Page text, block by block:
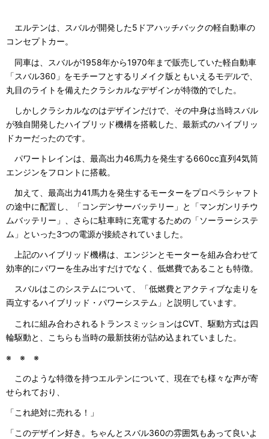
エルテンは、スバルが開発した5ドアハッチバックの軽自動車の
コンセプトカー。
同車は、スバルが1958年から1970年まで販売していた軽自動車
「スバル360」をモチーフとするリメイク版ともいえるモデルで、
丸目のライトを備えたクラシカルなデザインが特徴的でした。
しかしクラシカルなのはデザインだけで、その中身は当時スバル
が独自開発したハイブリッド機構を搭載した、最新式のハイブリッ
ドカーだったのです。
パワートレインは、最高出力46馬力を発生する660cc直列4気筒
エンジンをフロントに搭載。
加えて、最高出力41馬力を発生するモーターをプロペラシャフト
の途中に配置し、「コンデンサーバッテリー」と「マンガンリチウ
ムバッテリー」、さらに駐車時に充電するための「ソーラーシステ
ム」といった3つの電源が接続されていました。
上記のハイブリッド機構は、エンジンとモーターを組み合わせて
効率的にパワーを生み出すだけでなく、低燃費であることも特徴。
スバルはこのシステムについて、「低燃費とアクティブな走りを
両立するハイブリッド・パワーシステム」と説明しています。
これに組み合わされるトランスミッションはCVT、駆動方式は四
輪駆動と、こちらも当時の最新技術が詰め込まれていました。
※ ※ ※
このような特徴を持つエルテンについて、現在でも様々な声が寄
せられており、
「これ絶対に売れる！」
「このデザイン好き。ちゃんとスバル360の雰囲気もあって良いよ